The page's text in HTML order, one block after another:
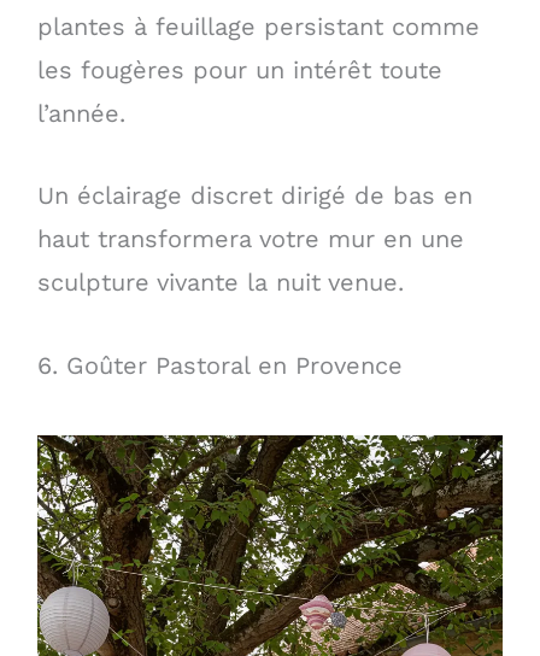
plantes à feuillage persistant comme
les fougères pour un intérêt toute
l’année.
Un éclairage discret dirigé de bas en
haut transformera votre mur en une
sculpture vivante la nuit venue.
6. Goûter Pastoral en Provence